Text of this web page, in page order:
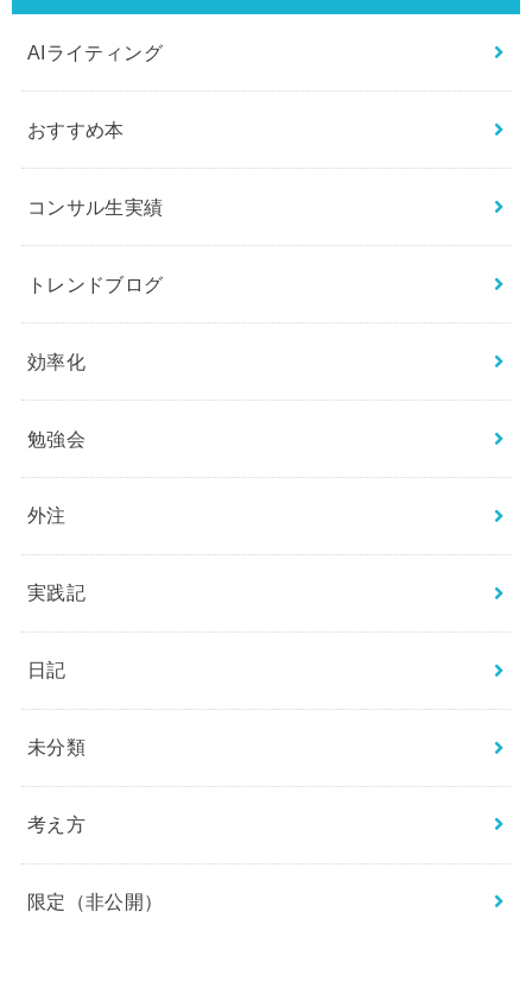
AIライティング
おすすめ本
コンサル生実績
トレンドブログ
効率化
勉強会
外注
実践記
日記
未分類
考え方
限定（非公開）